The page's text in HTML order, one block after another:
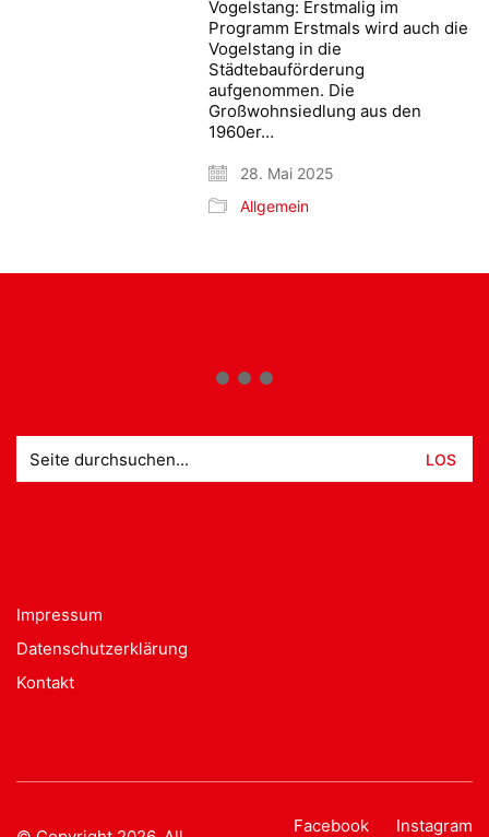
Vogelstang: Erstmalig im
Programm Erstmals wird auch die
Vogelstang in die
Städtebauförderung
aufgenommen. Die
Großwohnsiedlung aus den
1960er…
28. Mai 2025
Allgemein
nach:
Impressum
Datenschutzerklärung
Kontakt
Facebook Instagram